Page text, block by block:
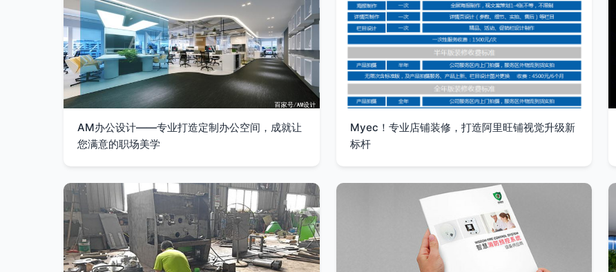
AM办公设计——专业打造定制办公空间，成就让
您满意的职场美学
Myec！专业店铺装修，打造阿里旺铺视觉升级新
标杆